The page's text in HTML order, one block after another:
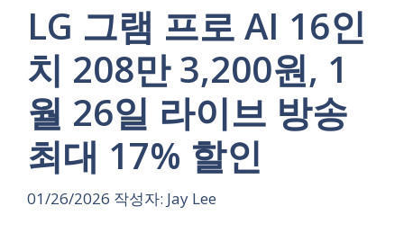
LG 그램 프로 AI 16인
치 208만 3,200원, 1
월 26일 라이브 방송
최대 17% 할인
01/26/2026 작성자: Jay Lee